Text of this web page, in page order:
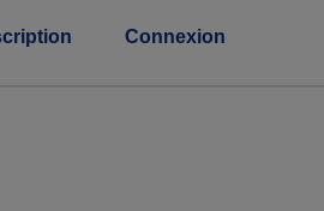
Connexion